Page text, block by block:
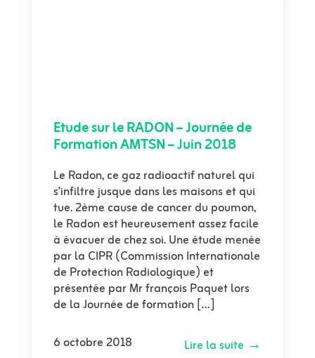
Etude sur le RADON – Journée de
Formation AMTSN – Juin 2018
Le Radon, ce gaz radioactif naturel qui
s’infiltre jusque dans les maisons et qui
tue. 2ème cause de cancer du poumon,
le Radon est heureusement assez facile
à évacuer de chez soi. Une étude menée
par la CIPR (Commission Internationale
de Protection Radiologique) et
présentée par Mr françois Paquet lors
de la Journée de formation […]
6 octobre 2018
Lire la suite →